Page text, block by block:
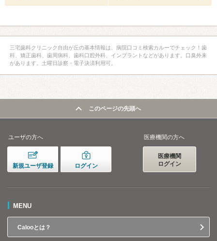
三宅歯科クリニック自由が丘の基本情報は、病院口コミ検索カルーでチェック！歯
科、矯正歯科、歯周病科、歯科口腔外科、インプラントなどがあります。口臭外来
があります。土曜日診察・電子決済利用可。
このページの先頭へ
ユーザの方へ
新規ユーザ登録 ログイン
医療機関の方へ
医療機関
ログイン
MENU
Calooとは？